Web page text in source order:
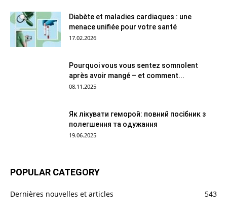
Diabète et maladies cardiaques : une
menace unifiée pour votre santé
17.02.2026
Pourquoi vous vous sentez somnolent
après avoir mangé – et comment...
08.11.2025
Як лікувати геморой: повний посібник з
полегшення та одужання
19.06.2025
POPULAR CATEGORY
Dernières nouvelles et articles 543